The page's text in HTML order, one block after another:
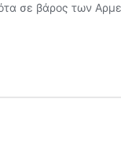
σε βάρος των